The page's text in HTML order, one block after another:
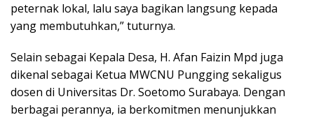
peternak lokal, lalu saya bagikan langsung kepada
yang membutuhkan,” tuturnya.
Selain sebagai Kepala Desa, H. Afan Faizin Mpd juga
dikenal sebagai Ketua MWCNU Pungging sekaligus
dosen di Universitas Dr. Soetomo Surabaya. Dengan
berbagai perannya, ia berkomitmen menunjukkan